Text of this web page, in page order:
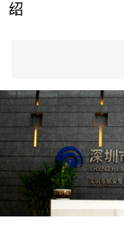
绍
...
事故频发，传统的
测方法已无法满足
尤其是目前众多的
剧院、会议展览中
育馆、大型仓库和
间等，其建筑结构